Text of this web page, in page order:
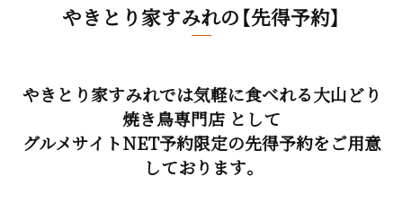
やきとり家すみれの【先得予約】
やきとり家すみれでは気軽に食べれる大山どり
焼き鳥専門店 として
グルメサイトNET予約限定の先得予約をご用意
しております。